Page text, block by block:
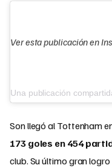
Ver esta publicación en
Una publicación
Son llegó al Tottenham
173 goles en 454
club. Su último gran